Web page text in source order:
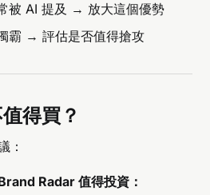
被 AI 提及 → 放大這個優勢
霸 → 評估是否值得搶攻
得買？
：
Radar 值得投資：